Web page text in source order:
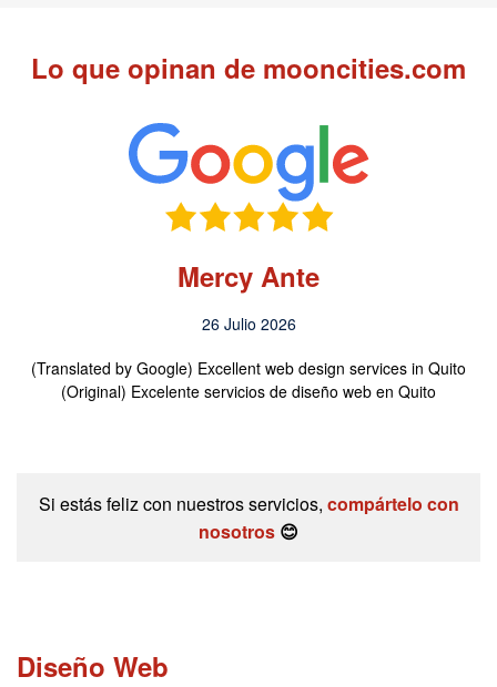
Lo que opinan de mooncities.com
in Quito
karen lechon
07 Julio 2026
(Translated by Google) The best website designs in
100% recommended (Original) Los mejores diseños
Si estás feliz con nuestros servicios, compártelo con
nosotros 😊
Diseño Web